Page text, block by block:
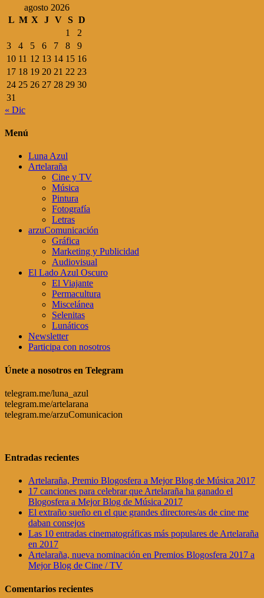
agosto 2026
L M X J V S D
1
2
3
4 5 6 7 8
9
10 11 12 13 14 15 16
17 18 19 20 21 22 23
24 25 26 27 28 29 30
31
« Dic
Menú
Luna Azul
Artelaraña
Cine y TV
Música
Pintura
Fotografía
Letras
arzuComunicación
Gráfica
Marketing y Publicidad
Audiovisual
El Lado Azul Oscuro
El Viajante
Permacultura
Miscelánea
Selenitas
Lunáticos
Newsletter
Participa con nosotros
Únete a nosotros en Telegram
telegram.me/luna_azul
telegram.me/artelarana
telegram.me/arzuComunicacion
Entradas recientes
Artelaraña, Premio Blogosfera a Mejor Blog de Música 2017
17 canciones para celebrar que Artelaraña ha ganado el
Blogosfera a Mejor Blog de Música 2017
El extraño sueño en el que grandes directores/as de cine me
daban consejos
Las 10 entradas cinematográficas más populares de Artelaraña
en 2017
Artelaraña, nueva nominación en Premios Blogosfera 2017 a
Mejor Blog de Cine / TV
Comentarios recientes